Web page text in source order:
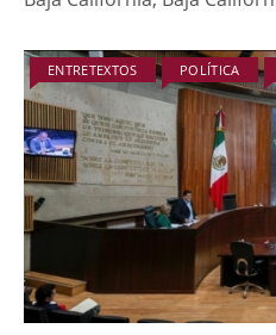
ENTRETEXTOS POLÍTICA